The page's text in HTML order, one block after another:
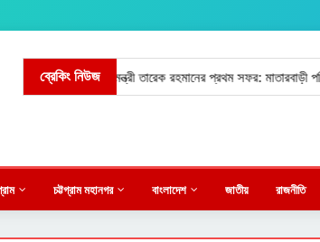
ব্রেকিং নিউজ
ও চট্টগ্রামে প্রধানমন্ত্রী তারেক রহমানের প্রথম সফর: মাতারবাড়ী পরিদর্শন
চট্টগ্রাম মহানগর বাংলাদেশ জাতীয় রাজনীতি